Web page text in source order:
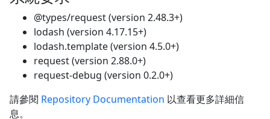
@types/request (version 2.48.3+)
lodash (version 4.17.15+)
lodash.template (version 4.5.0+)
request (version 2.88.0+)
request-debug (version 0.2.0+)
請參閱 Repository Documentation 以查看更多詳細信
息。